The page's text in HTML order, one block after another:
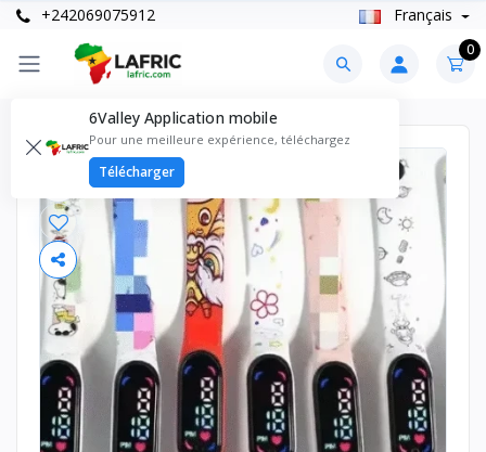
+242069075912 Français
0
6Valley Application mobile
Pour une meilleure expérience, téléchargez
Télécharger